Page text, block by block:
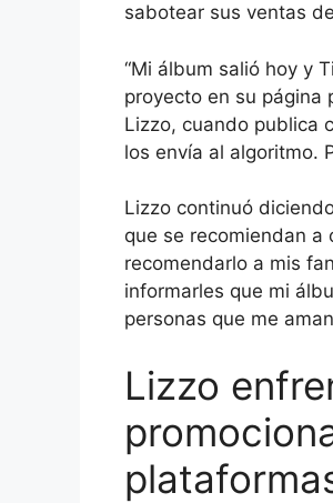
sabotear sus ventas
“Mi álbum salió hoy y
proyecto en su página
Lizzo, cuando publica
los envía al algoritmo.
Lizzo continuó
que se recomiendan a
recomendarlo a mis
informarles que mi
personas que me
Lizzo